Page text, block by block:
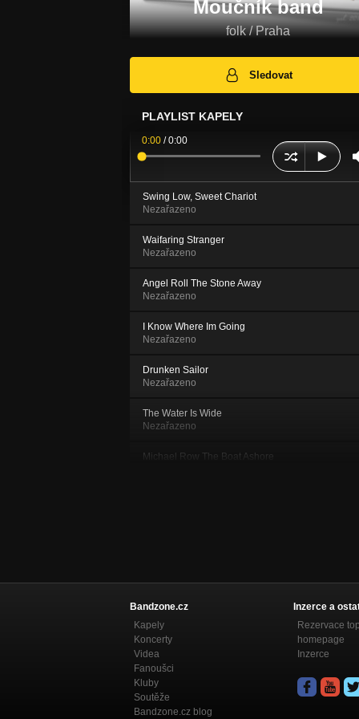
Moučník band
folk / Praha
Sledovat
PLAYLIST KAPELY
0:00 /0:00
Swing Low, Sweet Chariot
Nezařazeno
Waifaring Stranger
Nezařazeno
Angel Roll The Stone Away
Nezařazeno
I Know Where Im Going
Nezařazeno
Drunken Sailor
Nezařazeno
The Water Is Wide
Nezařazeno
Michael Row The Boat Ashore
Aura Lee
Go Tell Aunt Rhody
Nezařazeno
Loch Lomond
Nezařazeno
Bandzone.cz
Kapely
Koncerty
Videa
Fanoušci
Kluby
Soutěže
Bandzone.cz blog
Inzerce a
Rezervace
homepage
Inzerce